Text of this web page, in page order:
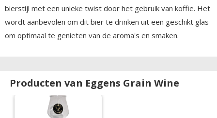
bierstijl met een unieke twist door het gebruik van koffie. Het
wordt aanbevolen om dit bier te drinken uit een geschikt glas
om optimaal te genieten van de aroma's en smaken.
Producten van Eggens Grain Wine